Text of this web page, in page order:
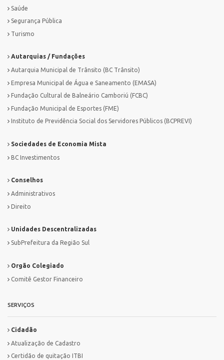
Saúde
Segurança Pública
Turismo
Autarquias / Fundações
Autarquia Municipal de Trânsito (BC Trânsito)
Empresa Municipal de Água e Saneamento (EMASA)
Fundação Cultural de Balneário Camboriú (FCBC)
Fundação Municipal de Esportes (FME)
Instituto de Previdência Social dos Servidores Públicos (BCPREVI)
Sociedades de Economia Mista
BC Investimentos
Conselhos
Administrativos
Direito
Unidades Descentralizadas
SubPrefeitura da Região Sul
Orgão Colegiado
Comitê Gestor Financeiro
SERVIÇOS
Cidadão
Atualização de Cadastro
Certidão de quitação ITBI